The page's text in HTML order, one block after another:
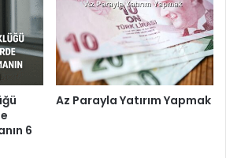
6
Az Parayla Yatırım Yapmak